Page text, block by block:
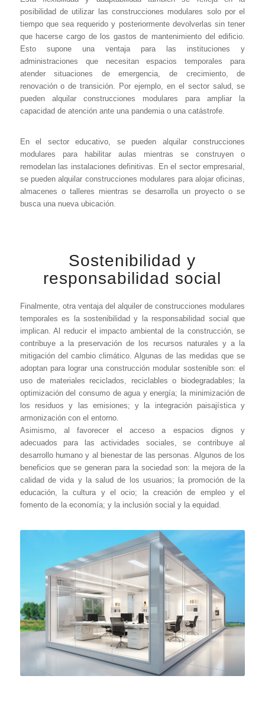
posibilidad de utilizar las construcciones modulares solo por el
tiempo que sea requerido y posteriormente devolverlas sin tener
que hacerse cargo de los gastos de mantenimiento del edificio.
Esto supone una ventaja para las instituciones y
administraciones que necesitan espacios temporales para
atender situaciones de emergencia, de crecimiento, de
renovación o de transición. Por ejemplo, en el sector salud, se
pueden alquilar construcciones modulares para ampliar la
capacidad de atención ante una pandemia o una catástrofe.
En el sector educativo, se pueden alquilar construcciones
modulares para habilitar aulas mientras se construyen o
remodelan las instalaciones definitivas. En el sector empresarial,
se pueden alquilar construcciones modulares para alojar oficinas,
almacenes o talleres mientras se desarrolla un proyecto o se
busca una nueva ubicación.
Sostenibilidad y
responsabilidad social
Finalmente, otra ventaja del alquiler de construcciones modulares
temporales es la sostenibilidad y la responsabilidad social que
implican. Al reducir el impacto ambiental de la construcción, se
contribuye a la preservación de los recursos naturales y a la
mitigación del cambio climático. Algunas de las medidas que se
adoptan para lograr una construcción modular sostenible son: el
uso de materiales reciclados, reciclables o biodegradables; la
optimización del consumo de agua y energía; la minimización de
los residuos y las emisiones; y la integración paisajística y
armonización con el entorno.
Asimismo, al favorecer el acceso a espacios dignos y
adecuados para las actividades sociales, se contribuye al
desarrollo humano y al bienestar de las personas. Algunos de los
beneficios que se generan para la sociedad son: la mejora de la
calidad de vida y la salud de los usuarios; la promoción de la
educación, la cultura y el ocio; la creación de empleo y el
fomento de la economía; y la inclusión social y la equidad.